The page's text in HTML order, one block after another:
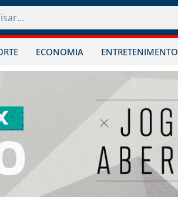
ECONOMIA ENTRETENIMENTO